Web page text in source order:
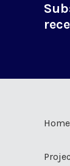
Home